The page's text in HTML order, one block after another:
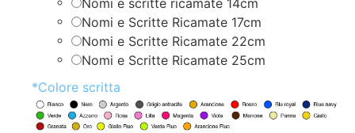
Nomi e Scritte Ricamate 17cm
Nomi e Scritte Ricamate 22cm
Nomi e Scritte Ricamate 25cm
*Colore scritta